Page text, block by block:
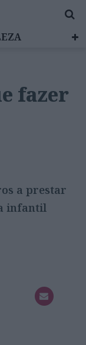
STUDIO
fazer
a prestar
infantil